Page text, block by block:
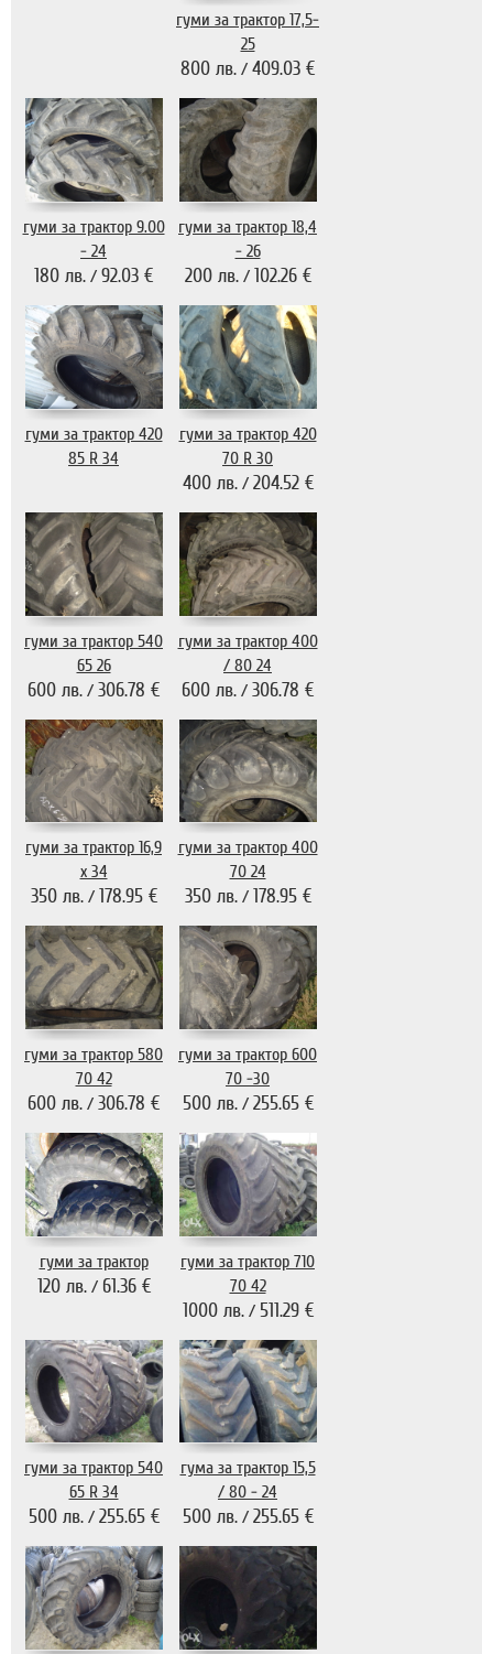
гуми за трактор 17,5-
25
800 лв. / 409.03 €
гуми за трактор 9.00
- 24
180 лв. / 92.03 €
гуми за трактор 18,4
- 26
200 лв./ 102.26 €
гуми за трактор 420
85 R 34
гуми за трактор 420
70 R 30
400 лв./ 204.52 €
гуми за трактор 540
65 26
600 лв. / 306.78 €
гуми за трактор 400
/ 80 24
600 лв. / 306.78 €
гуми за трактор 16,9
х 34
350 лв./ 178.95 €
гуми за трактор 400
70 24
350 лв./ 178.95 €
гуми за трактор 580
70 42
600 лв. / 306.78 €
гуми за трактор 600
70 -30
500 лв./ 255.65 €
гуми за трактор
120 лв./ 61.36 €
гуми за трактор 710
70 42
1000 лв./ 511.29 €
гуми за трактор 540
65 R 34
500 лв./ 255.65 €
гума за трактор 15,5
/ 80 - 24
500 лв./ 255.65 €